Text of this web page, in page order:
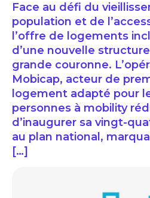
Face au défi du
population et de
l’offre de logements
d’une nouvelle
grande couronne.
Mobicap, acteur de
logement adapté pour
personnes à mobility
d’inaugurer sa vingt-
au plan national,
[…]